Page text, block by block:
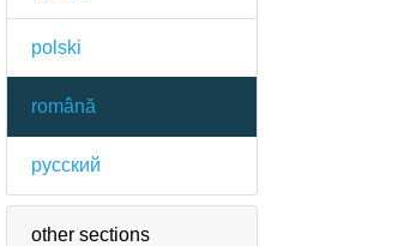
polski
română
русский
other sections